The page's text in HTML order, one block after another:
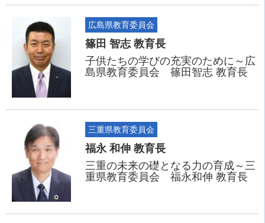
広島県教育委員会
篠田 智志 教育長
子供たちの学びの充実のために～広
島県教育委員会 篠田智志 教育長
三重県教育委員会
福永 和伸 教育長
三重の未来の礎となる力の育成～三
重県教育委員会 福永和伸 教育長